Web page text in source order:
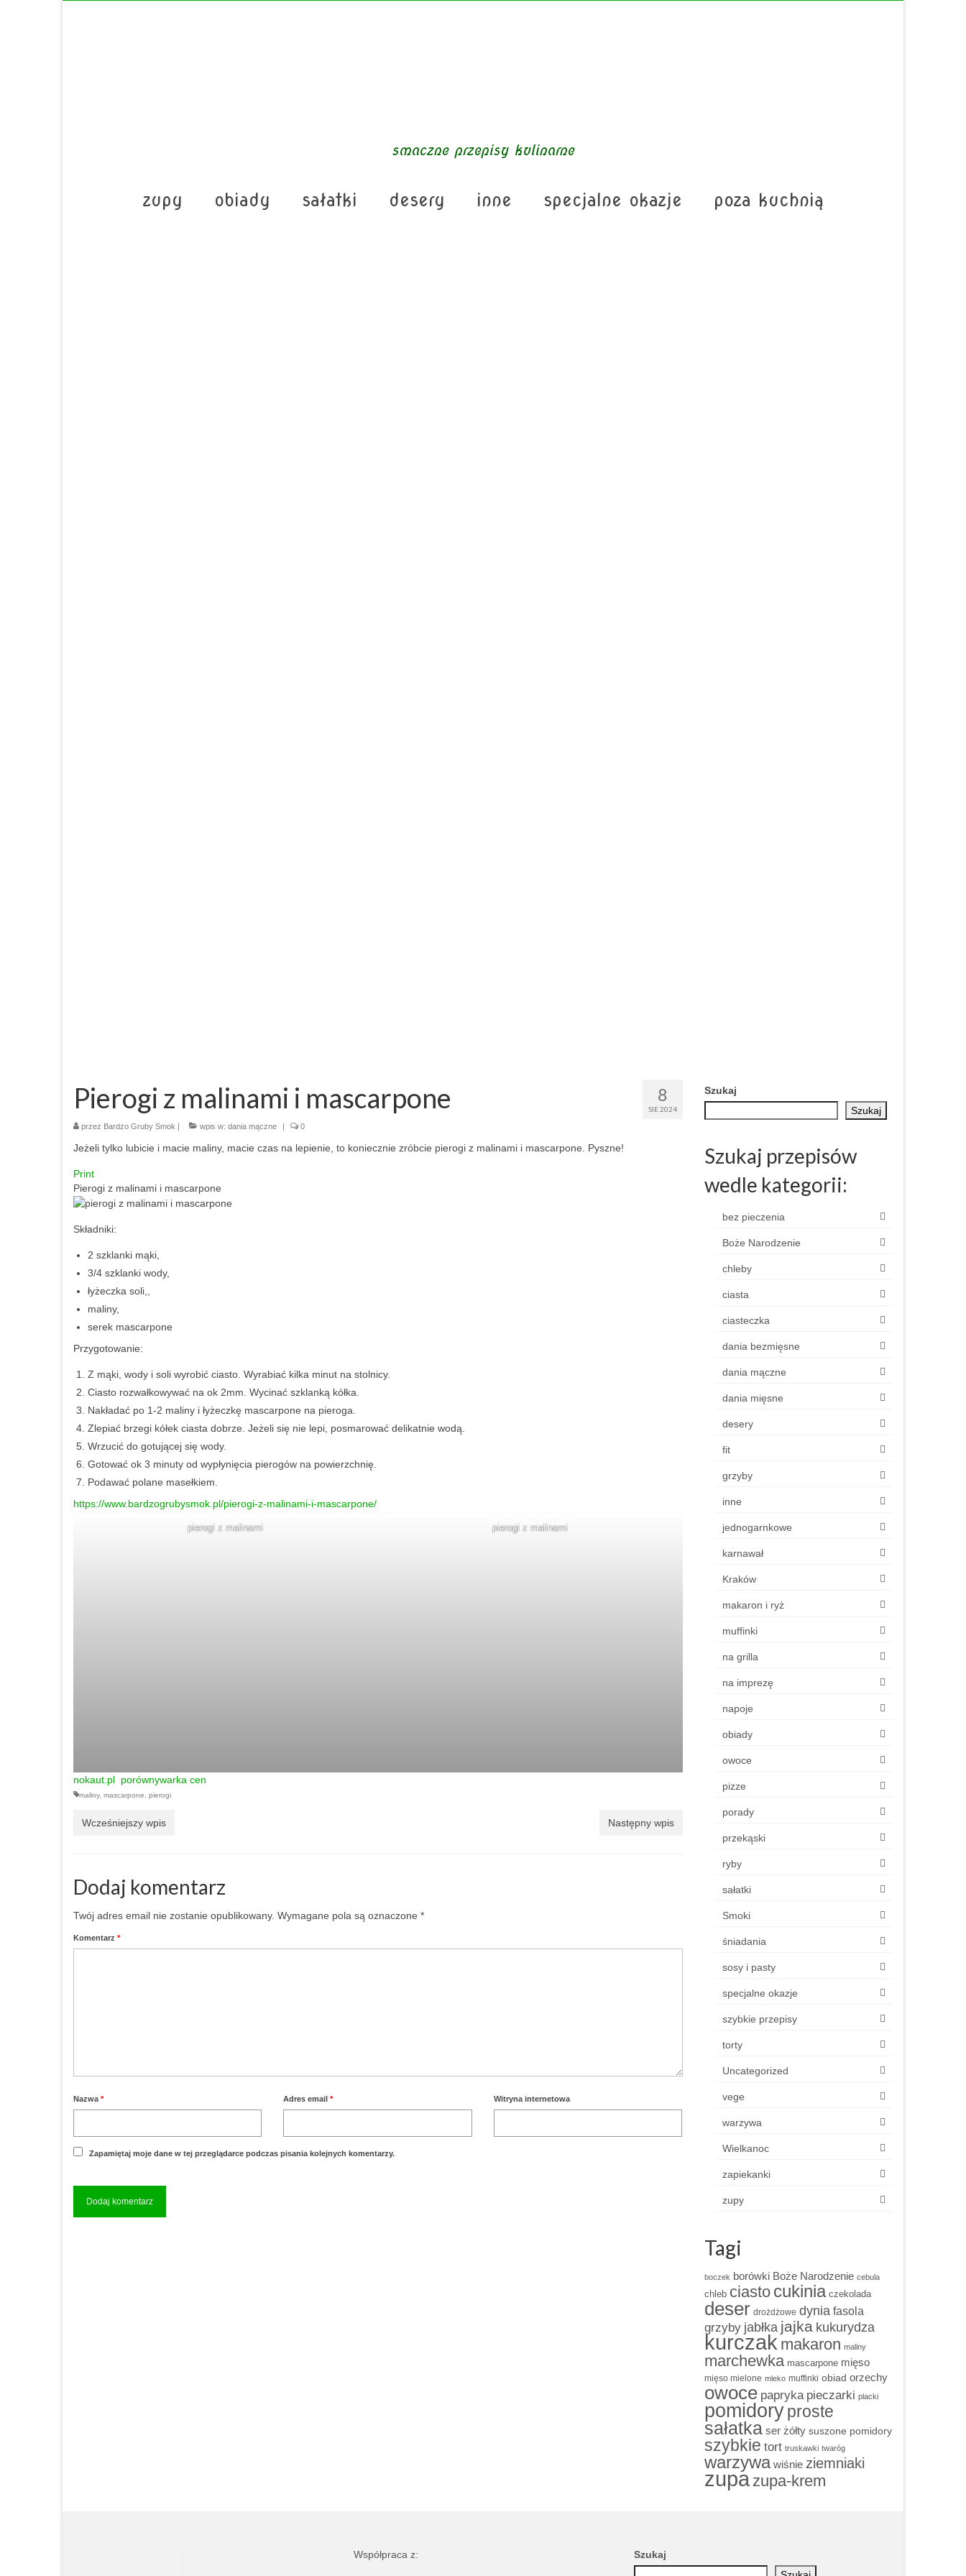
smaczne przepisy kulinarne
zupy obiady sałatki desery inne specjalne okazje poza kuchnią
8
SIE 2024
Pierogi z malinami i mascarpone
przez Bardzo Gruby Smok | wpis w: dania mączne | 0
Jeżeli tylko lubicie i macie maliny, macie czas na lepienie, to koniecznie zróbcie pierogi z malinami i mascarpone. Pyszne!
Print
Pierogi z malinami i mascarpone
Składniki:
2 szklanki mąki,
3/4 szklanki wody,
łyżeczka soli,,
maliny,
serek mascarpone
Przygotowanie:
Z mąki, wody i soli wyrobić ciasto. Wyrabiać kilka minut na stolnicy.
Ciasto rozwałkowywać na ok 2mm. Wycinać szklanką kółka.
Nakładać po 1-2 maliny i łyżeczkę mascarpone na pieroga.
Zlepiać brzegi kółek ciasta dobrze. Jeżeli się nie lepi, posmarować delikatnie wodą.
Wrzucić do gotującej się wody.
Gotować ok 3 minuty od wypłynięcia pierogów na powierzchnię.
Podawać polane masełkiem.
https://www.bardzogrubysmok.pl/pierogi-z-malinami-i-mascarpone/
pierogi z malinami pierogi z malinami
nokaut .pl porównywarka cen
maliny, mascarpone pierogi
Wcześniejszy wpis Następny wpis
Dodaj komentarz
Twój adres email nie zostanie opublikowany. Wymagane pola są oznaczone *
Komentarz *
Nazwa * Adres email* Witryna internetowa
Zapamiętaj moje dane w tej przeglądarce podczas pisania kolejnych komentarzy.
Szukaj
Szukaj
Szukaj przepisów
wedle kategorii:
bez pieczenia
Boże Narodzenie
chleby
ciasta
ciasteczka
dania bezmięsne
dania mączne
dania mięsne
desery
fit
grzyby
inne
jednogarnkowe
karnawał
Kraków
makaron i ryż
muffinki
na grilla
na imprezę
napoje
obiady
owoce
pizze
porady
przekąski
ryby
sałatki
Smoki
śniadania
sosy i pasty
specjalne okazje
szybkie przepisy
torty
Uncategorized
vege
warzywa
Wielkanoc
zapiekanki
zupy
Tagi
boczek borówki Boże Narodzenie cebula
chleb ciasto cukinia czekolada
deser drożdżowe dynia fasola
grzyby jabłka jajka kukurydza
kurczak makaron maliny
marchewka mascarpone mięso
mięso mielone mleko muffinki obiad orzechy
owoce papryka pieczarki placki
pomidory proste
sałatka ser żółty suszone pomidory
szybkie tort truskawki twaróg
warzywa wiśnie ziemniaki
zupa zupa-krem
Współpraca z:
Szukaj